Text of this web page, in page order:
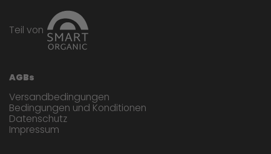
Teil von
AGBs
Versandbedingungen
Bedingungen und Konditionen
Datenschutz
Impressum